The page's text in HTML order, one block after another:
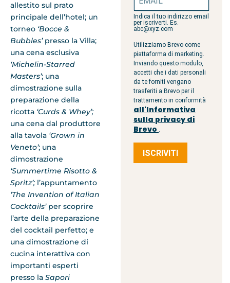
allestito sul prato
principale dell’hotel; un
torneo ‘Bocce &
Bubbles’presso la Villa;
una cena esclusiva
‘Michelin-Starred
Masters’; una
dimostrazione sulla
preparazione della
ricotta ‘Curds & Whey’;
una cena dal produttore
alla tavola ‘Grown in
Veneto’; una
dimostrazione
‘Summertime Risotto &
Spritz’; l’appuntamento
‘The Invention of Italian
Cocktails’per scoprire
l’arte della preparazione
del cocktail perfetto; e
una dimostrazione di
cucina interattiva con
importanti esperti
presso la Sapori
Indica il tuo indirizzo email
per iscriverti. Es.
abc@xyz.com
Utilizziamo Brevo come
piattaforma di marketing.
Inviando questo modulo,
accetti che i dati personali
da te forniti vengano
trasferiti a Brevo per il
trattamento in conformità
all'Informativa
sulla privacy di
Brevo .
ISCRIVITI